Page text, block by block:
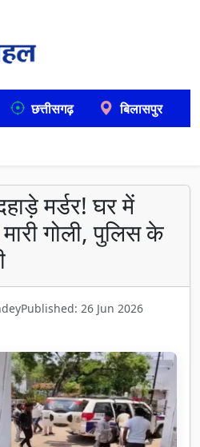
छत्तीसगढ़ बिलासपुर
मर्डर! घर में
गोली, पुलिस के
Published: 26 Jun 2026